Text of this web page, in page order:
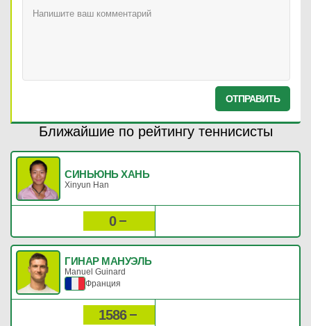
ОТПРАВИТЬ
Ближайшие по рейтингу теннисисты
СИНЬЮНЬ ХАНЬ
Xinyun Han
0
ГИНАР МАНУЭЛЬ
Manuel Guinard
Франция
1586